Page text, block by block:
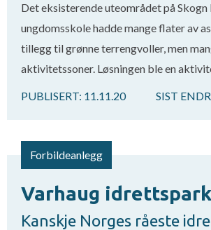
Det eksisterende uteområdet på Skogn
ungdomsskole hadde mange flater av
tillegg til grønne terrengvoller, men
aktivitetssoner. Løsningen ble en
PUBLISERT: 11.11.20 SIST
Forbildeanlegg
Varhaug idrettspark
Kanskje Norges råeste